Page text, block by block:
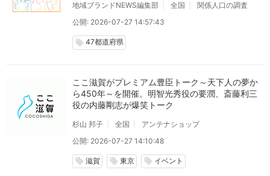
地域ブランドNEWS編集部 全国
関係人口の調査
公開: 2026-07-27 14:57:43
local_offer 47都道府県
ここ滋賀がプレミアム豊臣トーク～天下人の夢か
ら450年～を開催。明智光秀役の要潤、斎藤利三
役の内藤剛志が爆笑トーク
杉山 邦子 全国
アンテナショップ
公開: 2026-07-27 14:10:48
local_offer 滋賀 local_offer 東京 local_offer イベント